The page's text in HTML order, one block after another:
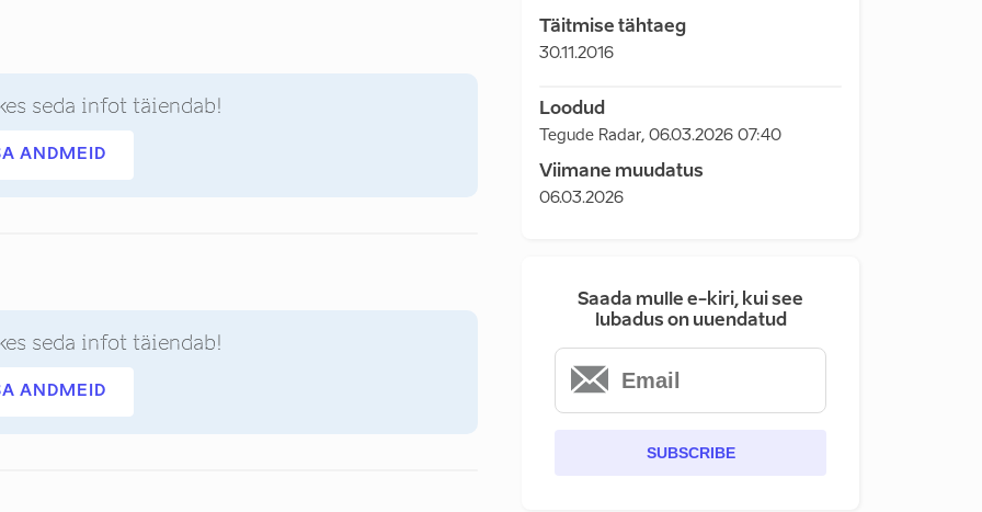
seda infot täiendab!
ANDMEID
seda infot täiendab!
ANDMEID
Täitmise tähtaeg
30.11.2016
Loodud
Tegude Radar, 06.03.2026 07:40
Viimane muudatus
06.03.2026
Saada mulle e-kiri, kui see
lubadus on uuendatud
SUBSCRIBE